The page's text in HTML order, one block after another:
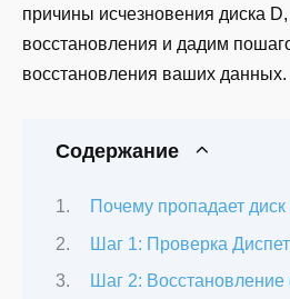
причины исчезновения диска
восстановления и дадим
восстановления ваших данных.
Содержание
Почему пропадает диск
Шаг 1: Проверка
Шаг 2: